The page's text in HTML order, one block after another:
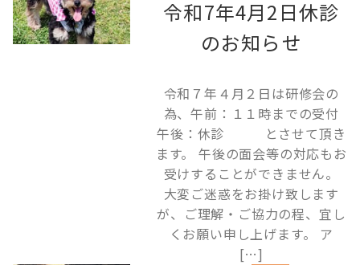
令和7年4月2日休診
のお知らせ
令和７年４月２日は研修会の
為、午前：１１時までの受付
午後：休診 とさせて頂き
ます。 午後の面会等の対応もお
受けすることができません。
大変ご迷惑をお掛け致します
が、ご理解・ご協力の程、宜し
くお願い申し上げます。 ア
[…]